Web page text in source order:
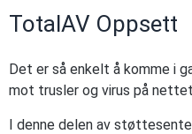
TotalAV Oppsett
Det er så enkelt å komme i
mot trusler og virus på
I denne delen av